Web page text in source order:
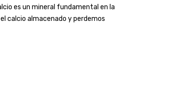
es un mineral fundamental en la
calcio almacenado y perdemos